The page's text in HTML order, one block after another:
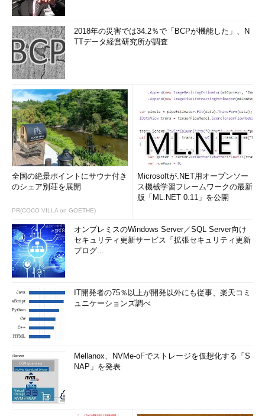
2018年の災害では34.2％で「BCPが機能した」、N
TTデータ経営研究所が調査
全国の絶景ポイントにサウナ付き
のシェア別荘を展開
PR(COCO VILLA on GOETHE)
Microsoftが.NET用オープンソー
ス機械学習フレームワークの最新
版「ML.NET 0.11」を公開
オンプレミスのWindows Server／SQL Server向け
セキュリティ更新サービス「拡張セキュリティ更新
プログ...
IT開発者の75％以上が開発以外にも従事、楽天コミ
ュニケーションズ調べ
Mellanox、NVMe-oFでストレージを仮想化する「S
NAP」を発表